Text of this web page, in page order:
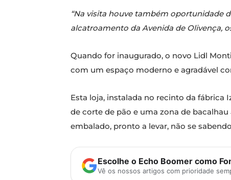
“Na visita houve também oportunidade
alcatroamento da Avenida de Olivença,
Quando for inaugurado, o novo Lidl
com um espaço moderno e agradável
Esta loja, instalada no recinto da fábrica
de corte de pão e uma zona de
embalado, pronto a levar, não se
Escolhe o Echo Boomer como
Vê os nossos artigos com prioridade